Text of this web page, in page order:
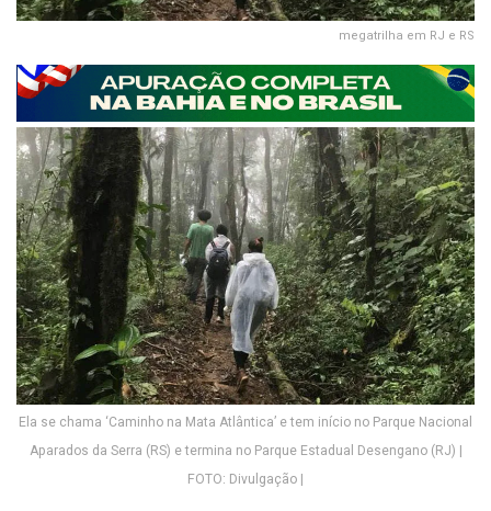
megatrilha em RJ e RS
Ela se chama ‘Caminho na Mata Atlântica’ e tem início no Parque Nacional
Aparados da Serra (RS) e termina no Parque Estadual Desengano (RJ) |
FOTO: Divulgação |